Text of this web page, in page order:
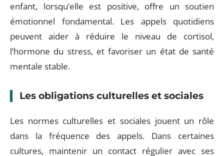
enfant, lorsqu’elle est positive, offre un soutien
émotionnel fondamental. Les appels quotidiens
peuvent aider à réduire le niveau de cortisol,
l’hormone du stress, et favoriser un état de santé
mentale stable.
Les obligations culturelles et sociales
Les normes culturelles et sociales jouent un rôle
dans la fréquence des appels. Dans certaines
cultures, maintenir un contact régulier avec ses